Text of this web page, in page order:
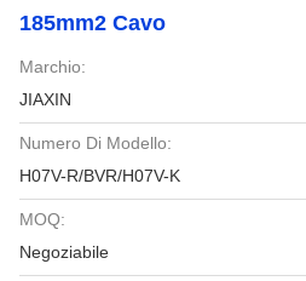
185mm2 Cavo
Marchio:
JIAXIN
Numero Di Modello:
H07V-R/BVR/H07V-K
MOQ:
Negoziabile